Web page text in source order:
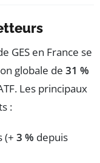
GES en France se
globale de 31 %
Les principaux
:
(+ 3 % depuis